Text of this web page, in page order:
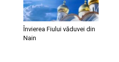
Învierea Fiului văduvei din
Nain